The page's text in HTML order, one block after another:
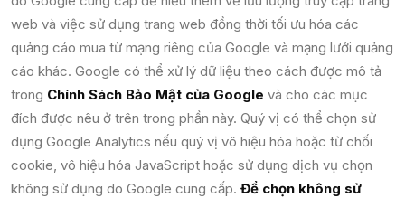
web và việc sử dụng trang web đồng thời tối ưu hóa các
quảng cáo mua từ mạng riêng của Google và mạng lưới quảng
cáo khác. Google có thể xử lý dữ liệu theo cách được mô tả
trong Chính Sách Bảo Mật của Google và cho các mục
đích được nêu ở trên trong phần này. Quý vị có thể chọn sử
dụng Google Analytics nếu quý vị vô hiệu hóa hoặc từ chối
cookie, vô hiệu hóa JavaScript hoặc sử dụng dịch vụ chọn
không sử dụng do Google cung cấp. Để chọn không sử